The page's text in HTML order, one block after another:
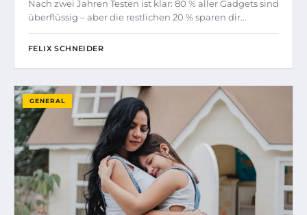
Nach zwei Jahren Testen ist klar: 80 % aller Gadgets sind
überflüssig – aber die restlichen 20 % sparen dir…
FELIX SCHNEIDER
GENERAL